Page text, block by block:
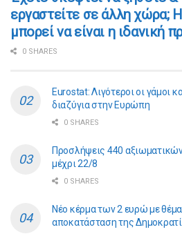
εργαστείτε σε άλλη χώρα;
μπορεί να είναι η ιδανική
0 SHARES
Eurostat: Λιγότεροι οι γάμοι
διαζύγια στην Ευρώπη
0 SHARES
Προσλήψεις 440
μέχρι 22/8
0 SHARES
Νέο κέρμα των 2 ευρώ με
αποκατάσταση της